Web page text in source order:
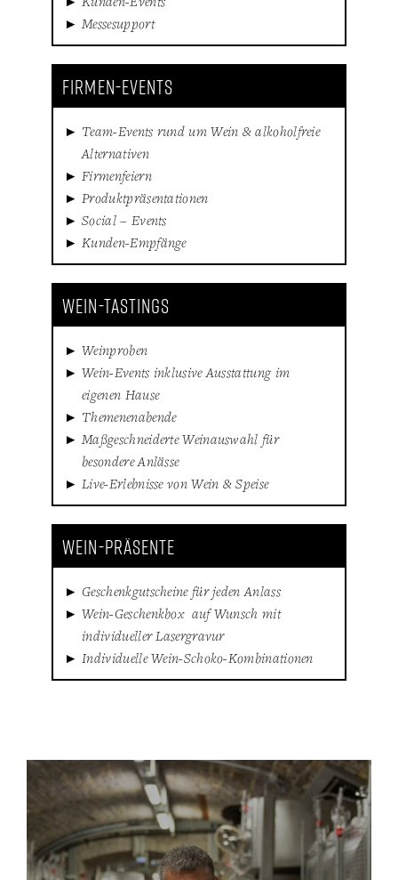
Messesupport
FIRMEN-EVENTS
Team-Events rund um Wein & alkoholfreie
Alternativen
Firmenfeiern
Produktpräsentationen
Social – Events
Kunden-Empfänge
WEIN-TASTINGS
Weinproben
Wein-Events inklusive Ausstattung im
eigenen Hause
Themenenabende
Maßgeschneiderte Weinauswahl für
besondere Anlässe
Live-Erlebnisse von Wein & Speise
WEIN-PRÄSENTE
Geschenkgutscheine für jeden Anlass
Wein-Geschenkbox auf Wunsch mit
individueller Lasergravur
Individuelle Wein-Schoko-Kombinationen